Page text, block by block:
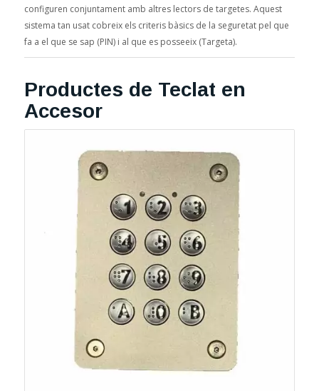
configuren conjuntament amb altres lectors de targetes. Aquest
sistema tan usat cobreix els criteris bàsics de la seguretat pel que
fa a el que se sap (PIN) i al que es posseeix (Targeta).
Productes de Teclat en
Accesor